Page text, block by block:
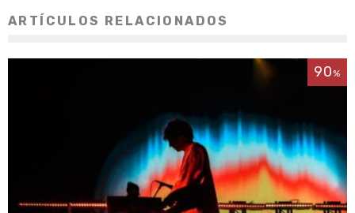
ARTÍCULOS RELACIONADOS
90%